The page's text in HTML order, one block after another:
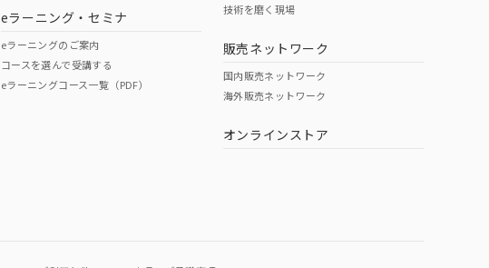
eラーニング・セミナ
eラーニングのご案内
コースを選んで受講する
eラーニングコース一覧（PDF）
技術を磨く現場
販売ネットワーク
国内販売ネットワーク
海外販売ネットワーク
オンラインストア